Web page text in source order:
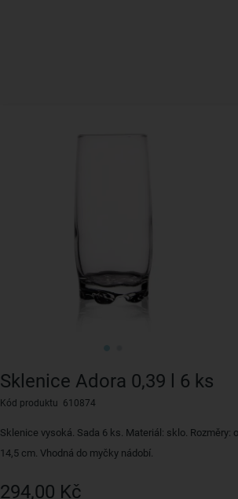
Sklenice Adora 0,39 l 6 ks
Kód produktu 610874
Sklenice vysoká. Sada 6 ks. Materiál: sklo. Rozměry:
14,5 cm. Vhodná do myčky nádobí.
294,00 Kč